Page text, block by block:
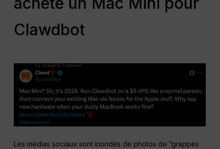
Clawdbot
Les médias sociaux sont inondés de photos de “grappes